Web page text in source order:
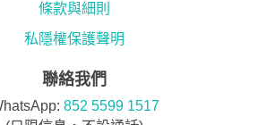
條款與細則
私隱權保護聲明
聯絡我們
852 5599 1517